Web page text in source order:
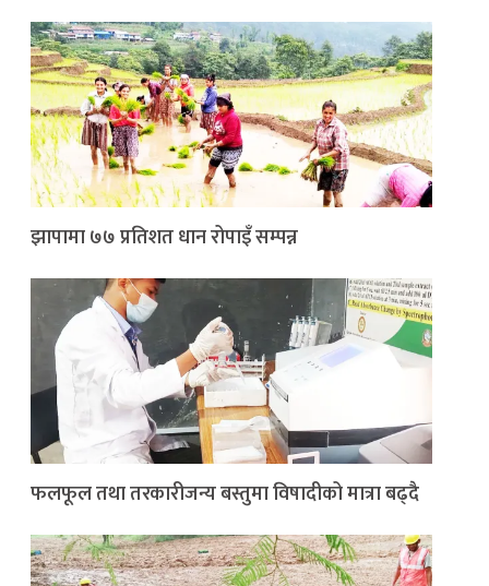
झापामा ७७ प्रतिशत धान रोपाइँ सम्पन्न
फलफूल तथा तरकारीजन्य बस्तुमा विषादीको मात्रा बढ्दै